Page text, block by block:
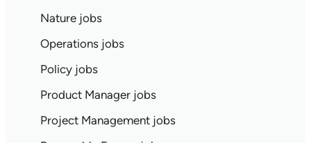
Nature jobs
Operations jobs
Policy jobs
Product Manager jobs
Project Management jobs